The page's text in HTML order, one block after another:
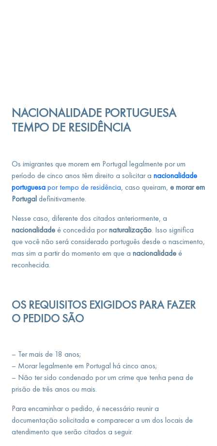
NACIONALIDADE PORTUGUESA
TEMPO DE RESIDÊNCIA
Os imigrantes que morem em Portugal legalmente por um
período de cinco anos têm direito a solicitar a nacionalidade
portuguesa por tempo de residência, caso queiram, e morar em
Portugal definitivamente.
Nesse caso, diferente dos citados anteriormente, a
nacionalidade é concedida pornaturalização. Isso significa
que você não será considerado português desde o nascimento,
mas sim a partir do momento em que a nacionalidade é
reconhecida.
OS REQUISITOS EXIGIDOS PARA FAZER
O PEDIDO SÃO
– Ter mais de 18 anos;
– Morar legalmente em Portugal há cinco anos;
– Não ter sido condenado por um crime que tenha pena de
prisão de três anos ou mais.
Para encaminhar o pedido, é necessário reunir a
documentação solicitada e comparecer a um dos locais de
atendimento que serão citados a seguir.